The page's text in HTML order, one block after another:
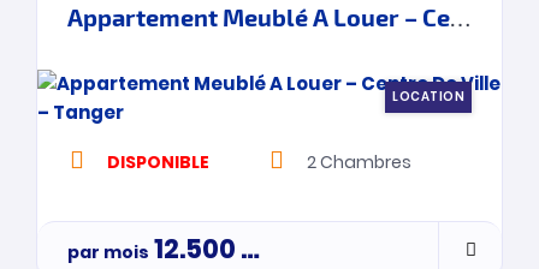
Appartement Meublé A Louer – Centre De Ville – Tanger
LOCATION
DISPONIBLE 2Chambres
par mois 12.500Dh